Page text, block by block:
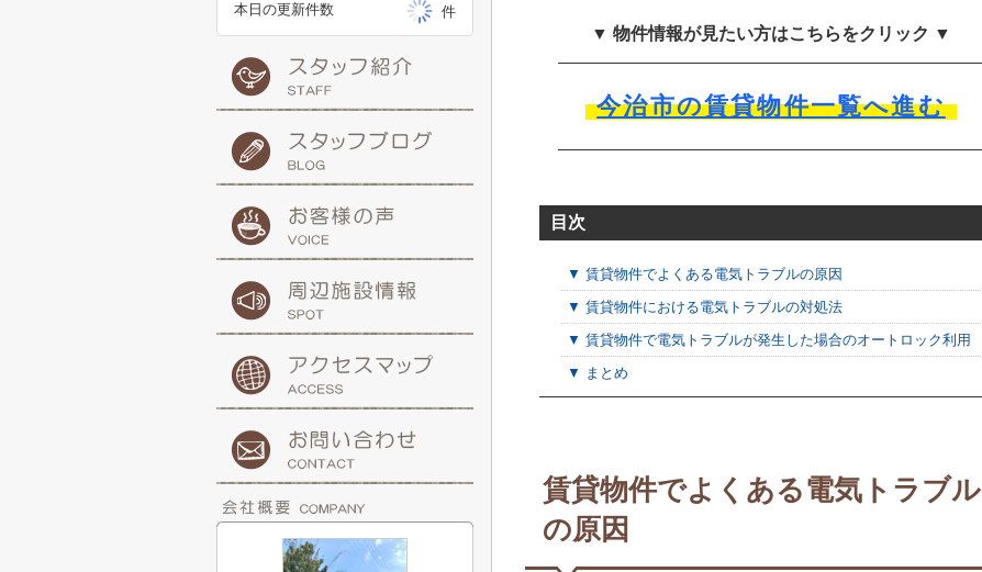
▼ 物件情報が見たい方はこちらをクリック ▼
今治市の賃貸物件一覧へ進む
目次
▼ 賃貸物件でよくある電気トラブルの原因
▼ 賃貸物件における電気トラブルの対処法
▼ 賃貸物件で電気トラブルが発生した場合のオートロック利用
▼ まとめ
賃貸物件でよくある電気トラブル
の原因
本日の更新件数
件